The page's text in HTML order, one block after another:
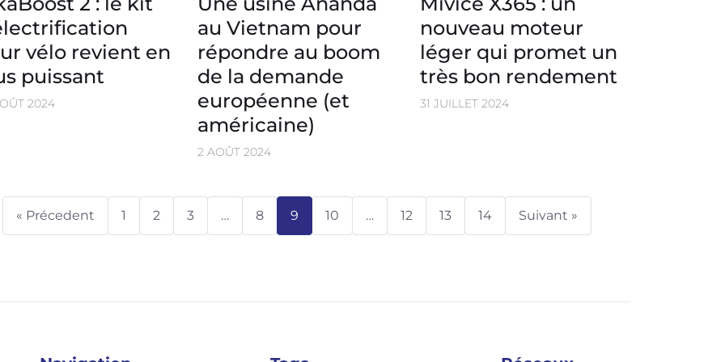
vélo revient en
puissant
2024
au Vietnam pour
répondre au boom
de la demande
européenne (et
américaine)
2 AOÛT 2024
nouveau moteur
léger qui promet un
très bon rendement
31 JUILLET 2024
« Précedent 1 2 3 … 8 9 10 … 12 13 14 Suivant »